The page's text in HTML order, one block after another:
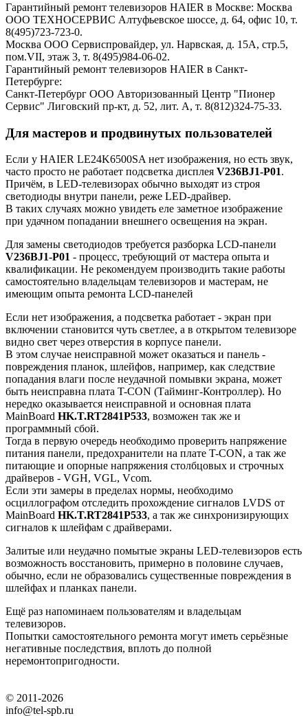
Гарантийный ремонт телевизоров HAIER в Москве: Москва
ООО ТЕХНОСЕРВИС Алтуфьевское шоссе, д. 64, офис 10, т.
8(495)723-723-0.
Москва ООО Сервиспровайдер, ул. Нарвская, д. 15А, стр.5,
пом.VII, этаж 3, т. 8(495)984-06-02.
Гарантийный ремонт телевизоров HAIER в Санкт-
Петербурге:
Санкт-Петербург ООО Авторизованный Центр "Пионер
Сервис" Лиговский пр-кт, д. 52, лит. А, т. 8(812)324-75-33.
Для мастеров и продвинутых пользователей
Если у HAIER LE24K6500SA нет изображения, но есть звук,
часто просто не работает подсветка дисплея V236BJ1-P01.
Причём, в LED-телевизорах обычно выходят из строя
светодиоды внутри панели, реже LED-драйвер.
В таких случаях можно увидеть еле заметное изображение
при удачном попадании внешнего освещения на экран.
Для замены светодиодов требуется разборка LCD-панели
V236BJ1-P01 - процесс, требующий от мастера опыта и
квалификации. Не рекомендуем производить такие работы
самостоятельно владельцам телевизоров и мастерам, не
имеющим опыта ремонта LCD-панелей
Если нет изображения, а подсветка работает - экран при
включении становится чуть светлее, а в открытом телевизоре
видно свет через отверстия в корпусе панели.
В этом случае неисправной может оказаться и панель -
повреждения планок, шлейфов, например, как следствие
попадания влаги после неудачной помывки экрана, может
быть неисправна плата T-CON (Тайминг-Контроллер). Но
нередко оказывается неисправной и основная плата
MainBoard HK.T.RT2841P533, возможен так же и
программный сбой.
Тогда в первую очередь необходимо проверить напряжение
питания панели, предохранители на плате T-CON, а так же
питающие и опорные напряжения столбцовых и строчных
драйверов - VGH, VGL, Vcom.
Если эти замеры в пределах нормы, необходимо
осциллографом отследить прохождение сигналов LVDS от
MainBoard HK.T.RT2841P533, а так же синхронизирующих
сигналов к шлейфам с драйверами.
Залитые или неудачно помытые экраны LED-телевизоров есть
возможность восстановить, примерно в половине случаев,
обычно, если не образовались существенные повреждения в
шлейфах и планках панели.
Ещё раз напоминаем пользователям и владельцам
телевизоров.
Попытки самостоятельного ремонта могут иметь серьёзные
негативные последствия, вплоть до полной
неремонтопригодности.
© 2011-2026
info@tel-spb.ru